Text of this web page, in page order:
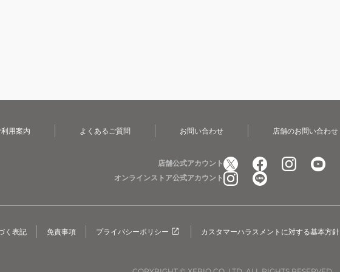
利用案内 よくあるご質問 お問い合わせ 店舗のお問い合わせ
店舗公式アカウント
オンラインストア公式アカウント
く表記 免責事項 プライバシーポリシー カスタマーハラスメントに対する基本方針